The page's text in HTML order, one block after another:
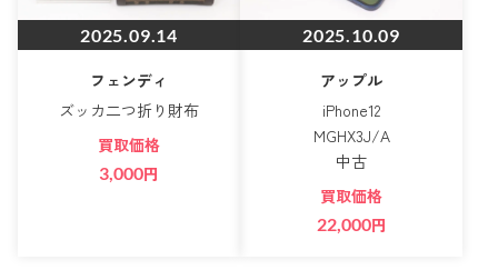
2025.09.14
フェンディ
ズッカ二つ折り財布
買取価格
3,000円
2025.10.09
アップル
iPhone12
MGHX3J/A
中古
買取価格
22,000円